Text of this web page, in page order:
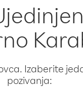
Izaberite
pozivanja: